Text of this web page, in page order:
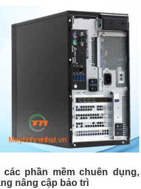
phần mềm chuên dụng,
nâng cập bảo trì